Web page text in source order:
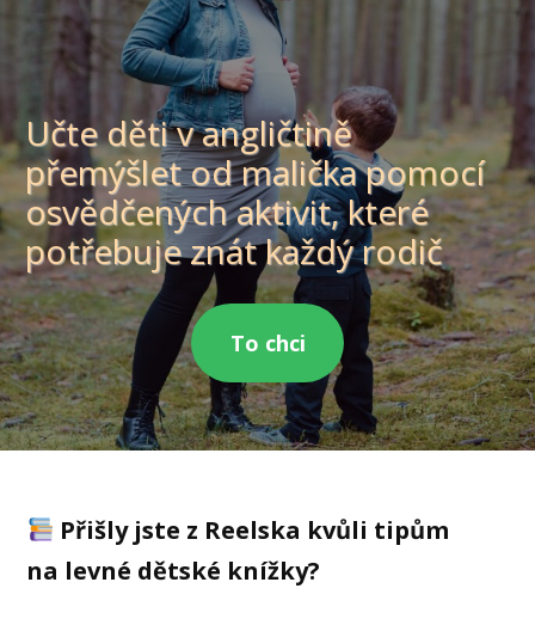
Učte děti v angličtině
přemýšlet od malička pomocí
osvědčených aktivit, které
potřebuje znát každý rodič
To chci
Přišly jste z Reelska kvůli tipům
na levné dětské knížky?